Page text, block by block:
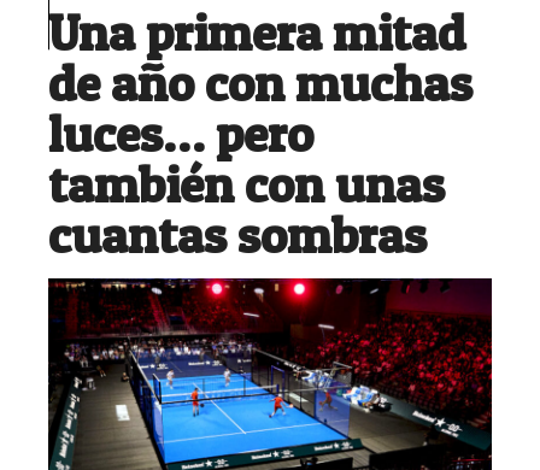
Una primera mitad
de año con muchas
luces… pero
también con unas
cuantas sombras